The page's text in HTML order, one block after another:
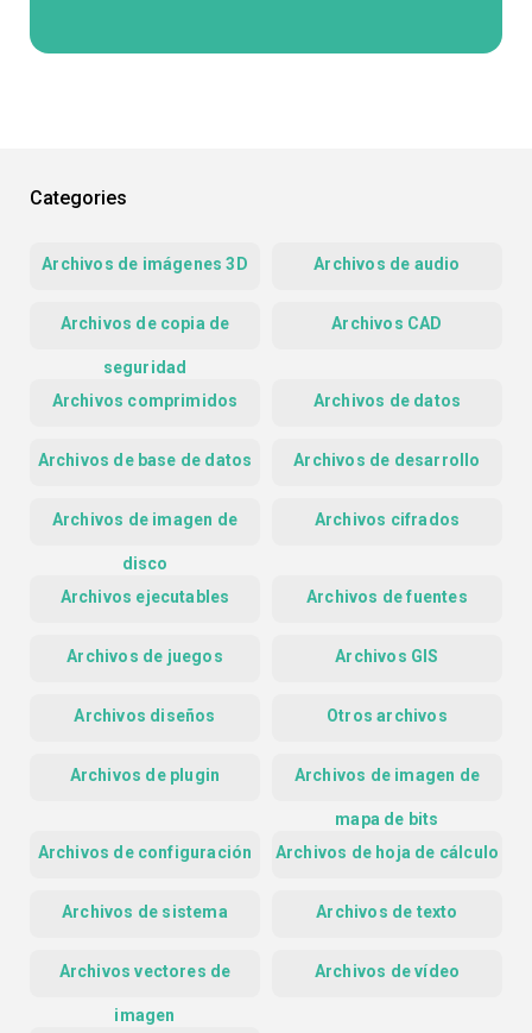
Categories
Archivos de imágenes 3D Archivos de audio
Archivos de copia de
seguridad
Archivos CAD
Archivos comprimidos Archivos de datos
Archivos de base de datos Archivos de desarrollo
Archivos de imagen de
disco
Archivos cifrados
Archivos ejecutables Archivos de fuentes
Archivos de juegos Archivos GIS
Archivos diseños Otros archivos
Archivos de plugin Archivos de imagen de
mapa de bits
Archivos de configuración
Archivos de hoja de cálculo
Archivos de sistema Archivos de texto
Archivos vectores de
imagen
Archivos de vídeo